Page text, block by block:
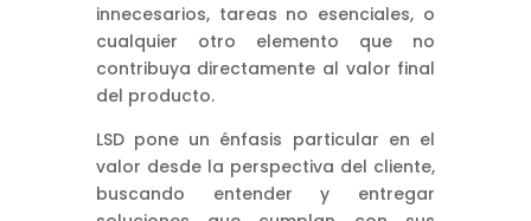
innecesarios, tareas no esenciales, o
cualquier otro elemento que no
contribuya directamente al valor final
del producto.
LSD pone un énfasis particular en el
valor desde la perspectiva del cliente,
buscando entender y entregar